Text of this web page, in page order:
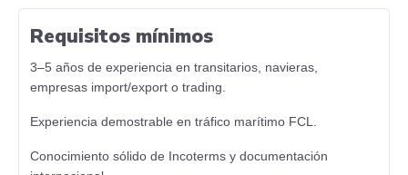
Requisitos mínimos
3–5 años de experiencia en transitarios, navieras,
empresas import/export o trading.
Experiencia demostrable en tráfico marítimo FCL.
Conocimiento sólido de Incoterms y documentación